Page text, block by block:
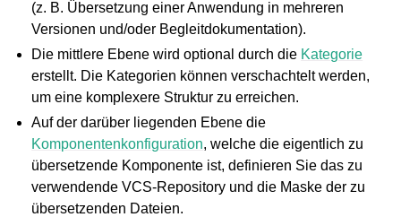
navigation of Unterstützte Dateiformate
(z. B. Übersetzung einer Anwendung in mehreren
Versionen und/oder Begleitdokumentation).
Die mittlere Ebene wird optional durch die Kategorie
erstellt. Die Kategorien können verschachtelt werden,
um eine komplexere Struktur zu erreichen.
Auf der darüber liegenden Ebene die
Komponentenkonfiguration, welche die eigentlich zu
übersetzende Komponente ist, definieren Sie das zu
verwendende VCS-Repository und die Maske der zu
übersetzenden Dateien.